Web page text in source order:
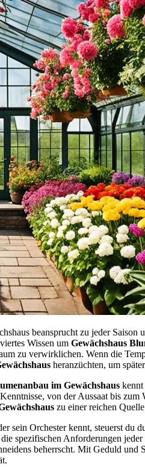
beansprucht zu jeder
Wissen um Gewächshaus
zu verwirklichen. Wenn die
heranzüchten, um
im Gewächshaus kennt
von der Aussaat bis
zu einer reichen
sein Orchester kennt, steuerst du
spezifischen Anforderungen
beherrscht. Mit Geduld